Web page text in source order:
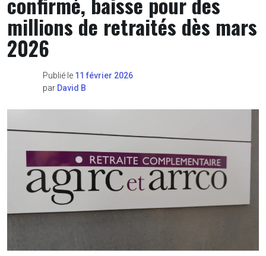
millions de retraités dès mars
2026
Publié le 11 février 2026
par David B